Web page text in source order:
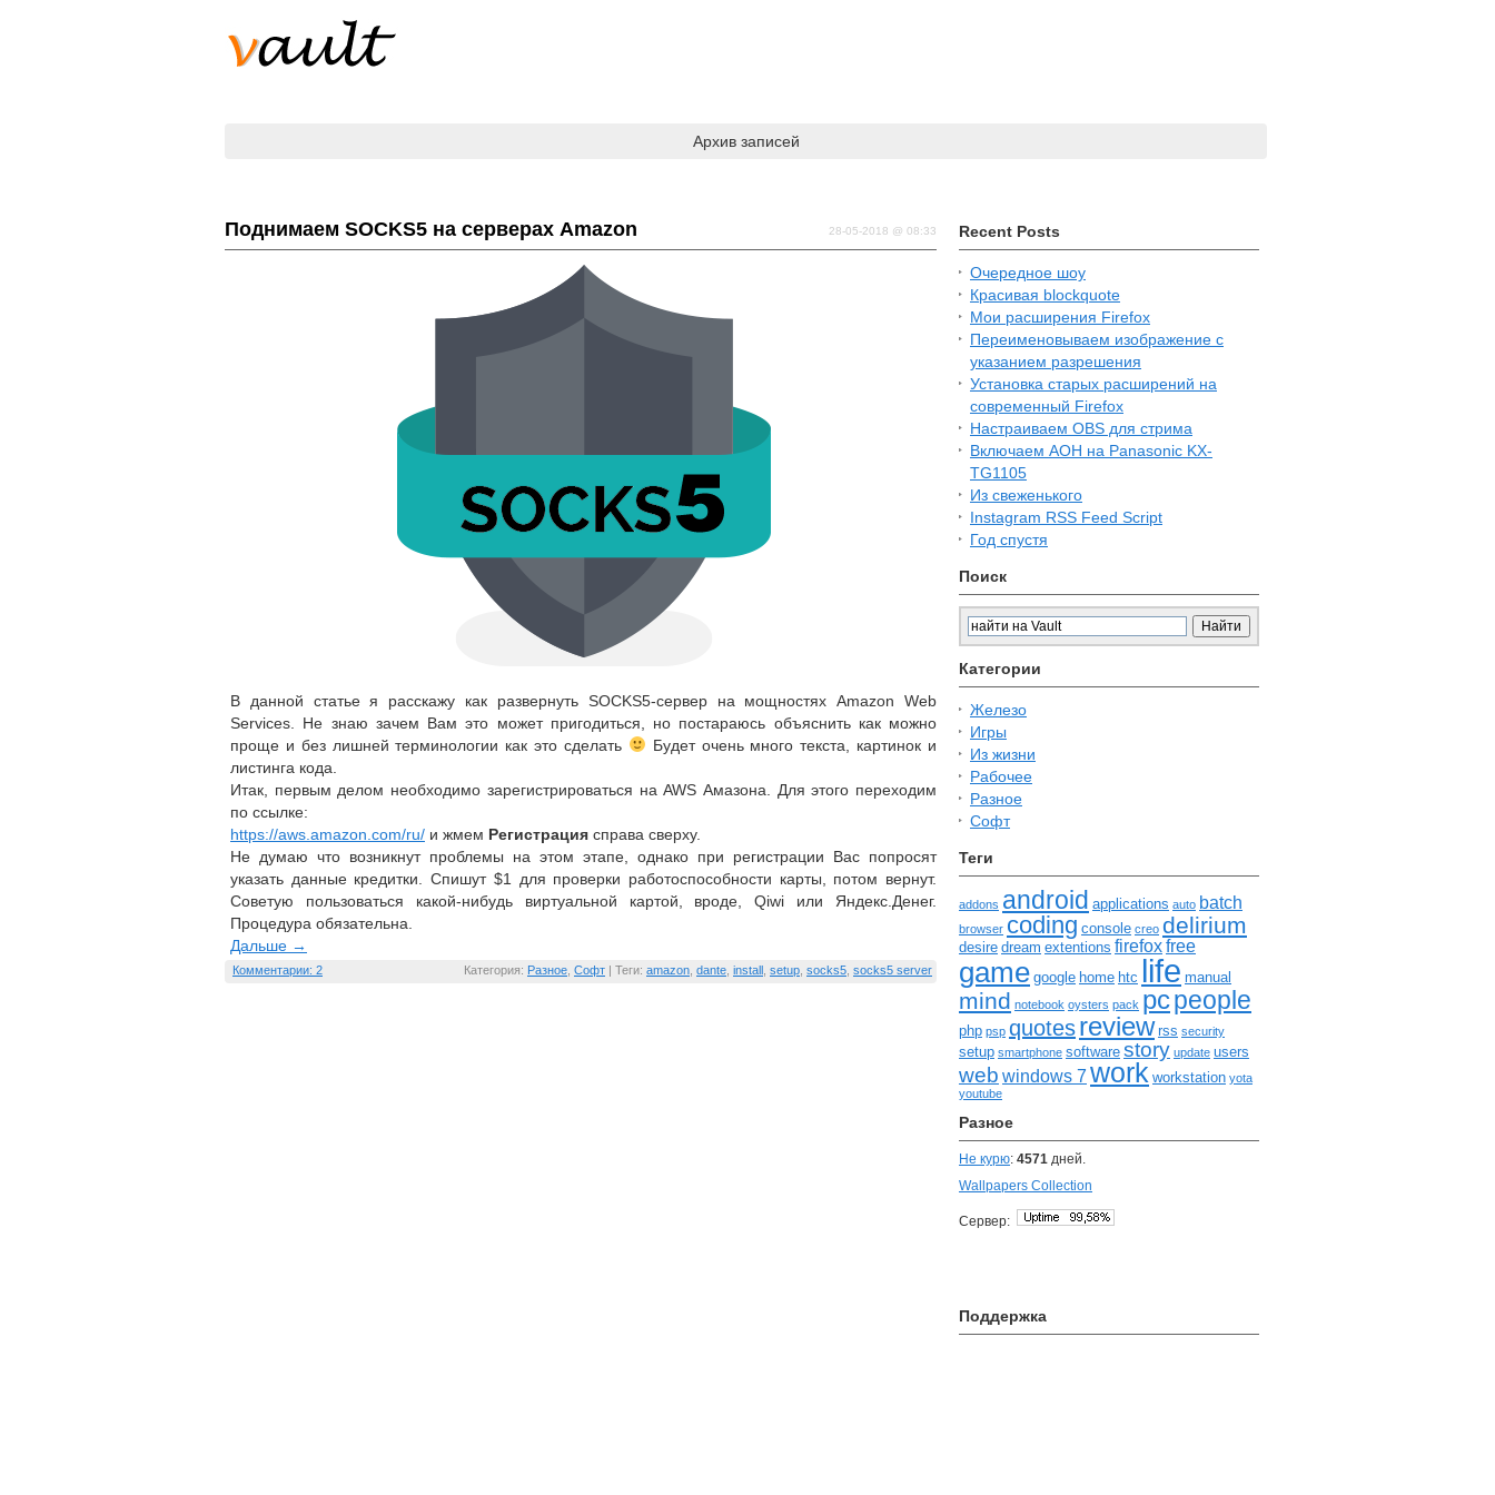
Архив записей
Поднимаем SOCKS5 на серверах Amazon 28-05-2018 @ 08:33
В данной статье я расскажу как развернуть SOCKS5-сервер на мощностях Amazon Web
Services. Не знаю зачем Вам это может пригодиться, но постараюсь объяснить как можно
проще и без лишней терминологии как это сделать
Будет очень много текста, картинок и
листинга кода.
Итак, первым делом необходимо зарегистрироваться на AWS Амазона. Для этого переходим
по ссылке:
https://aws.amazon.com/ru/ и жмем Регистрация справа сверху.
Не думаю что возникнут проблемы на этом этапе, однако при регистрации Вас попросят
указать данные кредитки. Спишут $1 для проверки работоспособности карты, потом вернут.
Советую пользоваться какой-нибудь виртуальной картой, вроде, Qiwi или Яндекс.Денег.
Процедура обязательна.
Дальше →
Комментарии: 2 Категория: Разное Софт | Теги: amazon dante install setup socks5 socks5 server
Recent Posts
Очередное шоу
Красивая blockquote
Мои расширения Firefox
Переименовываем изображение с
указанием разрешения
Установка старых расширений на
современный Firefox
Настраиваем OBS для стрима
Включаем АОН на Panasonic KX-
TG1105
Из свеженького
Instagram RSS Feed Script
Год спустя
Поиск
Категории
Железо
Игры
Из жизни
Рабочее
Разное
Софт
Теги
addons android applications auto batch
browser coding console creo delirium
desire dream extentions firefoxfree
game google home htc life manual
mind notebook oysters pack pcpeople
php psp quotesreview rss security
setup smartphone software story update users
web windows 7 work workstation yota
youtube
Разное
Не курю: 4571 дней.
Wallpapers Collection
Сервер:
Поддержка